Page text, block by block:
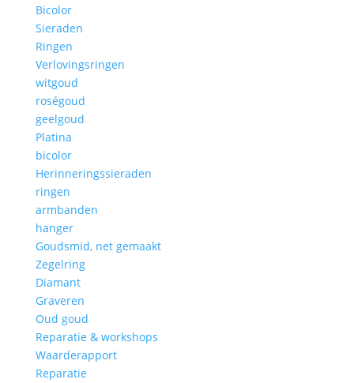
Bicolor
Sieraden
Ringen
Verlovingsringen
witgoud
roségoud
geelgoud
Platina
bicolor
Herinneringssieraden
ringen
armbanden
hanger
Goudsmid, net gemaakt
Zegelring
Diamant
Graveren
Oud goud
Reparatie & workshops
Waarderapport
Reparatie